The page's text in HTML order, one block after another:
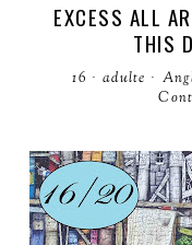
EXCESS ALL
THIS
16 · adulte ·